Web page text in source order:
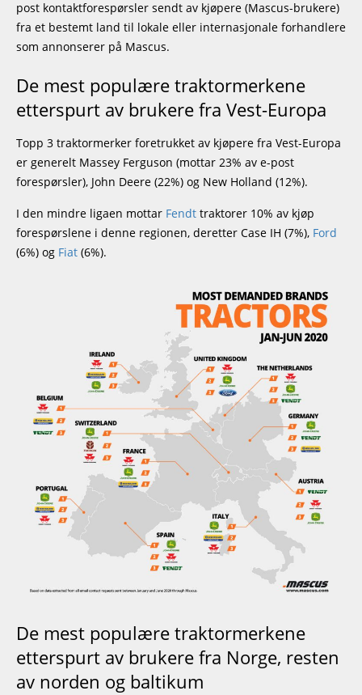
post kontaktforespørsler sendt av kjøpere (Mascus-brukere)
fra et bestemt land til lokale eller internasjonale forhandlere
som annonserer på Mascus.
De mest populære traktormerkene
etterspurt av brukere fra Vest-Europa
Topp 3 traktormerker foretrukket av kjøpere fra Vest-Europa
er generelt Massey Ferguson (mottar 23% av e-post
forespørsler), John Deere (22%) og New Holland (12%).
I den mindre ligaen mottar Fendt traktorer 10% av kjøp
forespørslene i denne regionen, deretter Case IH (7%), Ford
(6%) og Fiat (6%).
De mest populære traktormerkene
etterspurt av brukere fra Norge, resten
av norden og baltikum